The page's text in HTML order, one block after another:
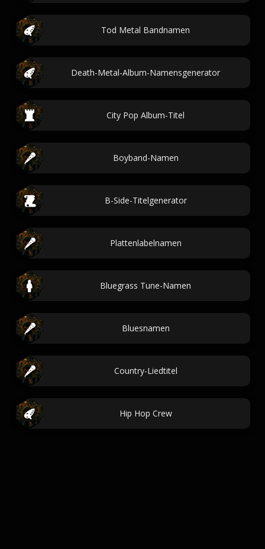
Tod Metal Bandnamen
Death-Metal-Album-Namensgenerator
City Pop Album-Titel
Boyband-Namen
B-Side-Titelgenerator
Plattenlabelnamen
Bluegrass Tune-Namen
Bluesnamen
Country-Liedtitel
Hip Hop Crew